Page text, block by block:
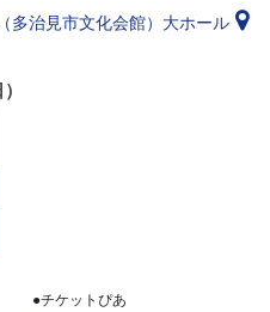
多治見市文化会館）大ホール
●チケットぴあ